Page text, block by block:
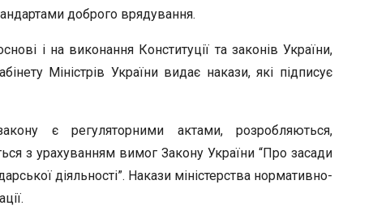
доброго врядування.
і на виконання Конституції та законів України,
Міністрів України видає накази, які підписує
є регуляторними актами, розробляються,
з урахуванням вимог Закону України “Про засади
діяльності”. Накази міністерства нормативно-